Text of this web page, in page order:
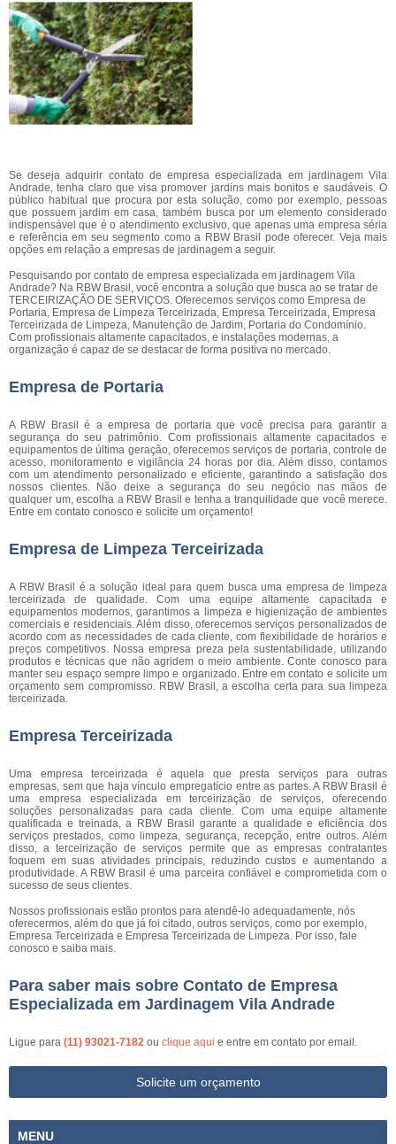
Se deseja adquirir contato de empresa especializada em jardinagem Vila
Andrade, tenha claro que visa promover jardins mais bonitos e saudáveis. O
público habitual que procura por esta solução, como por exemplo, pessoas
que possuem jardim em casa, também busca por um elemento considerado
indispensável que é o atendimento exclusivo, que apenas uma empresa séria
e referência em seu segmento como a RBW Brasil pode oferecer. Veja mais
opções em relação a empresas de jardinagem a seguir.
Pesquisando por contato de empresa especializada em jardinagem Vila
Andrade? Na RBW Brasil, você encontra a solução que busca ao se tratar de
TERCEIRIZAÇÃO DE SERVIÇOS. Oferecemos serviços como Empresa de
Portaria, Empresa de Limpeza Terceirizada, Empresa Terceirizada, Empresa
Terceirizada de Limpeza, Manutenção de Jardim, Portaria do Condomínio.
Com profissionais altamente capacitados, e instalações modernas, a
organização é capaz de se destacar de forma positiva no mercado.
Empresa de Portaria
A RBW Brasil é a empresa de portaria que você precisa para garantir a
segurança do seu patrimônio. Com profissionais altamente capacitados e
equipamentos de última geração, oferecemos serviços de portaria, controle de
acesso, monitoramento e vigilância 24 horas por dia. Além disso, contamos
com um atendimento personalizado e eficiente, garantindo a satisfação dos
nossos clientes. Não deixe a segurança do seu negócio nas mãos de
qualquer um, escolha a RBW Brasil e tenha a tranquilidade que você merece.
Entre em contato conosco e solicite um orçamento!
Empresa de Limpeza Terceirizada
A RBW Brasil é a solução ideal para quem busca uma empresa de limpeza
terceirizada de qualidade. Com uma equipe altamente capacitada e
equipamentos modernos, garantimos a limpeza e higienização de ambientes
comerciais e residenciais. Além disso, oferecemos serviços personalizados de
acordo com as necessidades de cada cliente, com flexibilidade de horários e
preços competitivos. Nossa empresa preza pela sustentabilidade, utilizando
produtos e técnicas que não agridem o meio ambiente. Conte conosco para
manter seu espaço sempre limpo e organizado. Entre em contato e solicite um
orçamento sem compromisso. RBW Brasil, a escolha certa para sua limpeza
terceirizada.
Empresa Terceirizada
Uma empresa terceirizada é aquela que presta serviços para outras
empresas, sem que haja vínculo empregatício entre as partes. A RBW Brasil é
uma empresa especializada em terceirização de serviços, oferecendo
soluções personalizadas para cada cliente. Com uma equipe altamente
qualificada e treinada, a RBW Brasil garante a qualidade e eficiência dos
serviços prestados, como limpeza, segurança, recepção, entre outros. Além
disso, a terceirização de serviços permite que as empresas contratantes
foquem em suas atividades principais, reduzindo custos e aumentando a
produtividade. A RBW Brasil é uma parceira confiável e comprometida com o
sucesso de seus clientes.
Nossos profissionais estão prontos para atendê-lo adequadamente, nós
oferecermos, além do que já foi citado, outros serviços, como por exemplo,
Empresa Terceirizada e Empresa Terceirizada de Limpeza. Por isso, fale
conosco e saiba mais.
Para saber mais sobre Contato de Empresa
Especializada em Jardinagem Vila Andrade
Ligue para (11) 93021-7182 ou clique aqui e entre em contato por email.
Solicite um orçamento
MENU